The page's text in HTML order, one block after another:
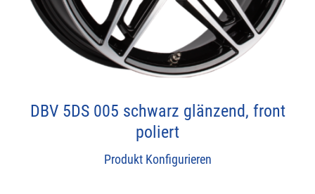
DBV 5DS 005 schwarz glänzend, front
poliert
Produkt Konfigurieren